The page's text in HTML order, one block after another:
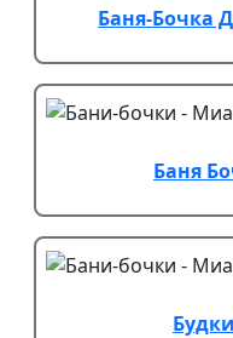
Баня-Бочка
Баня